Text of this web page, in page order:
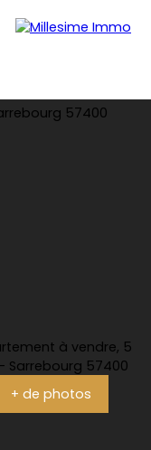
+ de photos